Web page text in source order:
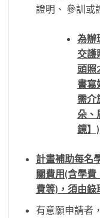
證明、 參訓或
為辦
交護
頭照
書寫
需介
朵、
鏡】)
計畫補助每名
關費用(含學
費等)，須由錄
有意願申請者